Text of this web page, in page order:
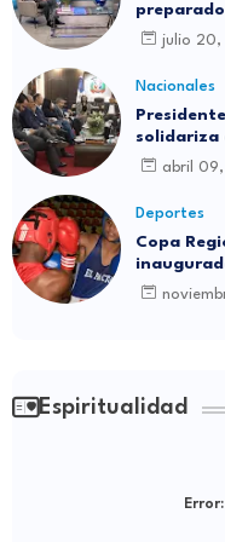
julio 20,
Nacionales
solidariza
abril
Deportes
Copa
de Boyá
Espiritualidad
Error: